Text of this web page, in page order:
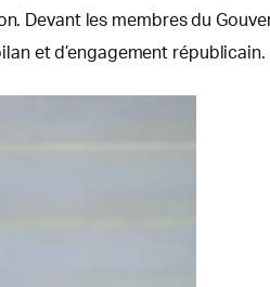
Devant les membres du
et d’engagement républicain.